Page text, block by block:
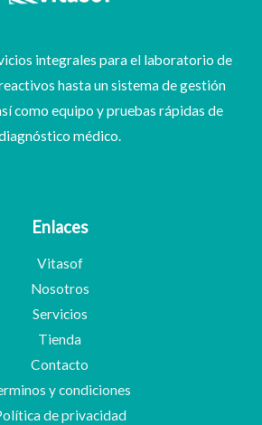
integrales para el laboratorio de
hasta un sistema de gestión
como equipo y pruebas rápidas de
médico.
Enlaces
Vitasof
Nosotros
Servicios
Tienda
Contacto
y condiciones
de privacidad